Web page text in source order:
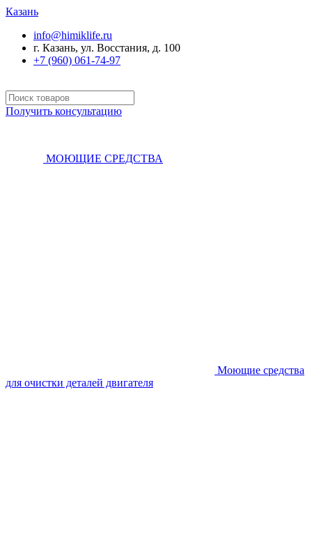
Казань
info@himiklife.ru
г. Казань, ул. Восстания, д. 100
+7 (960) 061-74-97
Получить консультацию
МОЮЩИЕ СРЕДСТВА
Моющие средства
для очистки деталей двигателя